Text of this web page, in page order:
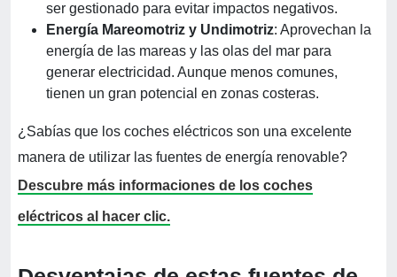
ser gestionado para evitar impactos negativos.
Energía Mareomotriz y Undimotriz: Aprovechan la
energía de las mareas y las olas del mar para
generar electricidad. Aunque menos comunes,
tienen un gran potencial en zonas costeras.
¿Sabías que los coches eléctricos son una excelente
manera de utilizar las fuentes de energía renovable?
Descubre más informaciones de los coches
eléctricos al hacer clic.